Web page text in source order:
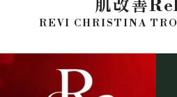
肌改善
REVI CHRISTINA